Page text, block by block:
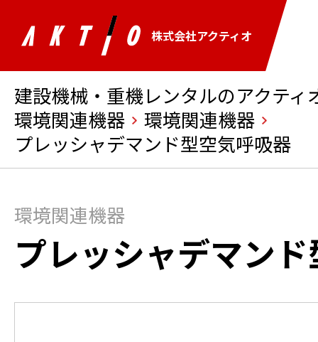
株式会社アクティオ
建設機械・重機レンタルのアクティ
環境関連機器
環境関連機器
プレッシャデマンド型空気呼吸器
環境関連機器
プレッシャデマン